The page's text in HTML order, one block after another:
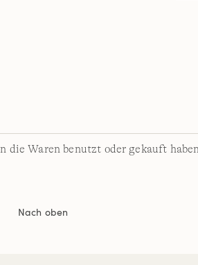
die Waren benutzt oder gekauft
Nach oben